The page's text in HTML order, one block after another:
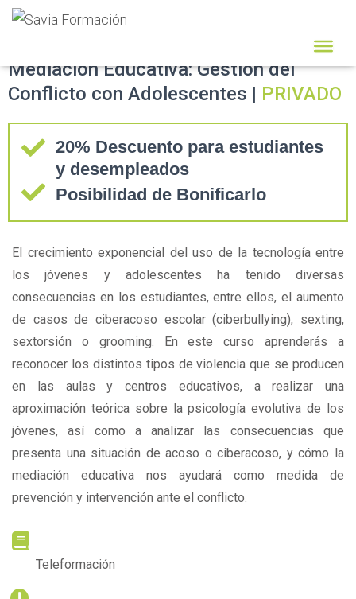
Mediación Educativa: Gestión del
Conflicto con Adolescentes | PRIVADO
20% Descuento para estudiantes
y desempleados
Posibilidad de Bonificarlo
El crecimiento exponencial del uso de la tecnología entre
los jóvenes y adolescentes ha tenido diversas
consecuencias en los estudiantes, entre ellos, el aumento
de casos de ciberacoso escolar (ciberbullying), sexting,
sextorsión o grooming. En este curso aprenderás a
reconocer los distintos tipos de violencia que se producen
en las aulas y centros educativos, a realizar una
aproximación teórica sobre la psicología evolutiva de los
jóvenes, así como a analizar las consecuencias que
presenta una situación de acoso o ciberacoso, y cómo la
mediación educativa nos ayudará como medida de
prevención y intervención ante el conflicto.
Teleformación